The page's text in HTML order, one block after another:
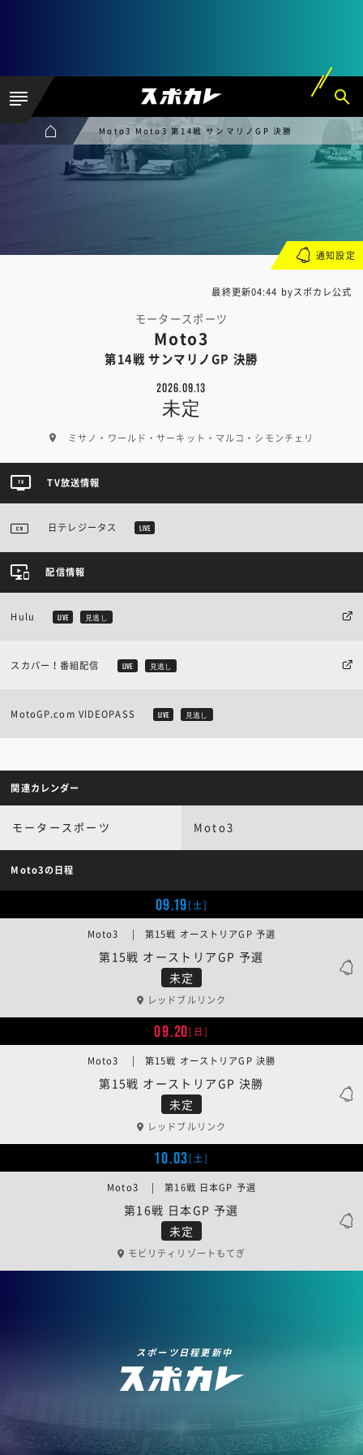
Moto3 Moto3 第14戦 サンマリノGP 決勝
最終更新04:44 byスポカレ公式
モータースポーツ
Moto3
第14戦 サンマリノGP 決勝
2026.09.13
未定
ミサノ・ワールド・サーキット・マルコ・シモンチェリ
通知設定
TV放送情報
日テレジータス LIVE
配信情報
Hulu LIVE 見逃し
スカパー！番組配信 LIVE 見逃し
MotoGP.com VIDEOPASS LIVE 見逃し
関連カレンダー
モータースポーツ Moto3
Moto3の日程
09.19[土]
未定
第15戦 オーストリアGP 予選
Moto3 | 第15戦 オーストリアGP 予選
レッドブルリンク
09.20[日]
未定
第15戦 オーストリアGP 決勝
Moto3 | 第15戦 オーストリアGP 決勝
レッドブルリンク
10.03[土]
未定
第16戦 日本GP 予選
Moto3 | 第16戦 日本GP 予選
モビリティリゾートもてぎ
スポーツ日程更新中